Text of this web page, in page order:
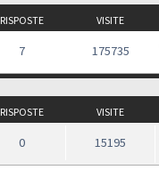
RISPOSTE VISITE
7 175735
RISPOSTE VISITE
0 15195